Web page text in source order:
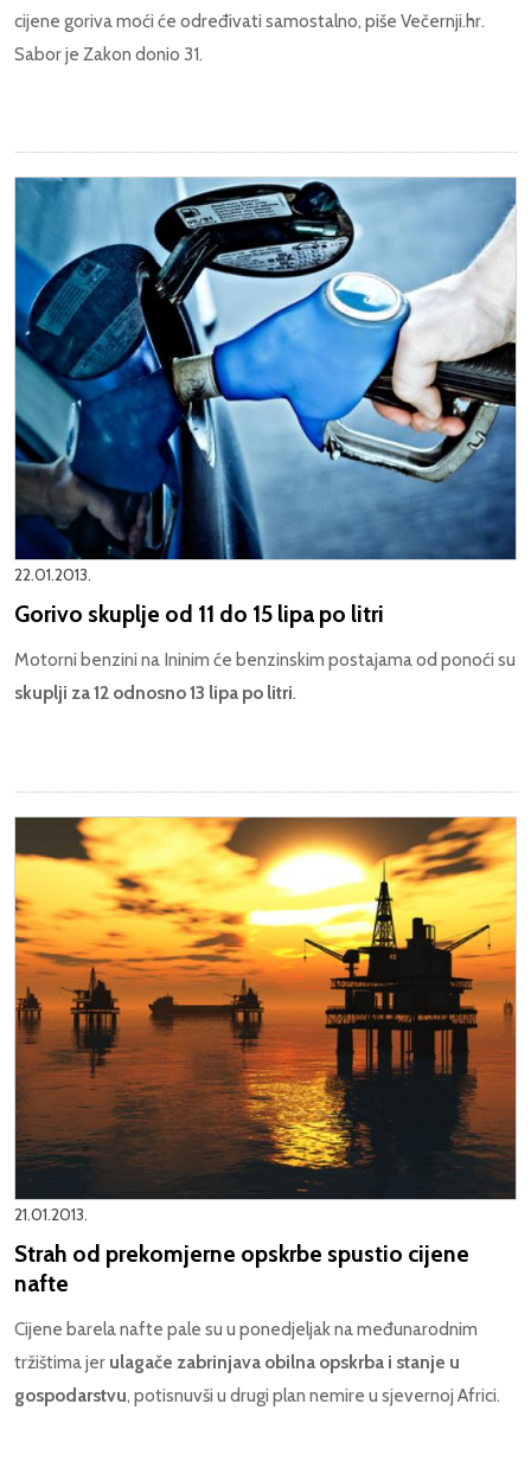
cijene goriva moći će određivati samostalno, piše Večernji.hr.
Sabor je Zakon donio 31.
22.01.2013.
Gorivo skuplje od 11 do 15 lipa po litri
Motorni benzini na Ininim će benzinskim postajama od ponoći su
skuplji za 12 odnosno 13 lipa po litri.
21.01.2013.
Strah od prekomjerne opskrbe spustio cijene
nafte
Cijene barela nafte pale su u ponedjeljak na međunarodnim
tržištima jer ulagače zabrinjava obilna opskrba i stanje u
gospodarstvu, potisnuvši u drugi plan nemire u sjevernoj Africi.